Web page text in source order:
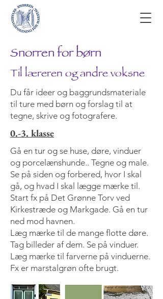
Snorren for børn
Til læreren og andre voksne
Du får ideer og baggrundsmateriale
til ture med børn og forslag til at
tegne, skrive og fotografere.
0.-3. klasse
Gå en tur og se huse, døre, vinduer
og porcelænshunde.. Tegne og male.
Se på siden og forbered, hvor I skal
gå, og hvad I skal lægge mærke til.
Start fx på Det Grønne Torv ved
Kirkestræde og Markgade. Gå en tur
ned mod havnen.
Læg mærke til de mange flotte døre.
Tag billeder af dem. Se på vinduer.
Læg mærke til farverne på vinduerne.
Fx er marstalgrøn ofte brugt.
Rester af marstalgrøn